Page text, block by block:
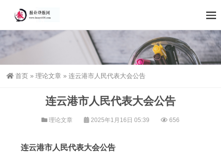
首页 » 理论文章 » 连云港市人民代表大会公告
连云港市人民代表大会公告
理论文章 2025年1月16日 05:39 656
连云港市人民代表大会公告